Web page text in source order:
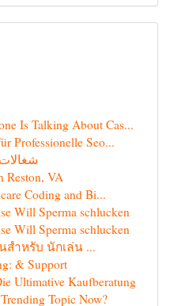
Is Talking About Cas...
Professionelle Seo...
Reston, VA
Coding and Bi...
Will Sperma schlucken
Will Sperma schlucken
สำหรับ นักเล่น ...
& Support
Ultimative Kaufberatung
Topic Now?